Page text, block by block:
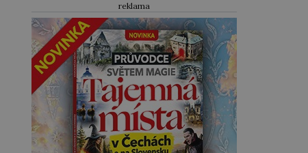
reklama